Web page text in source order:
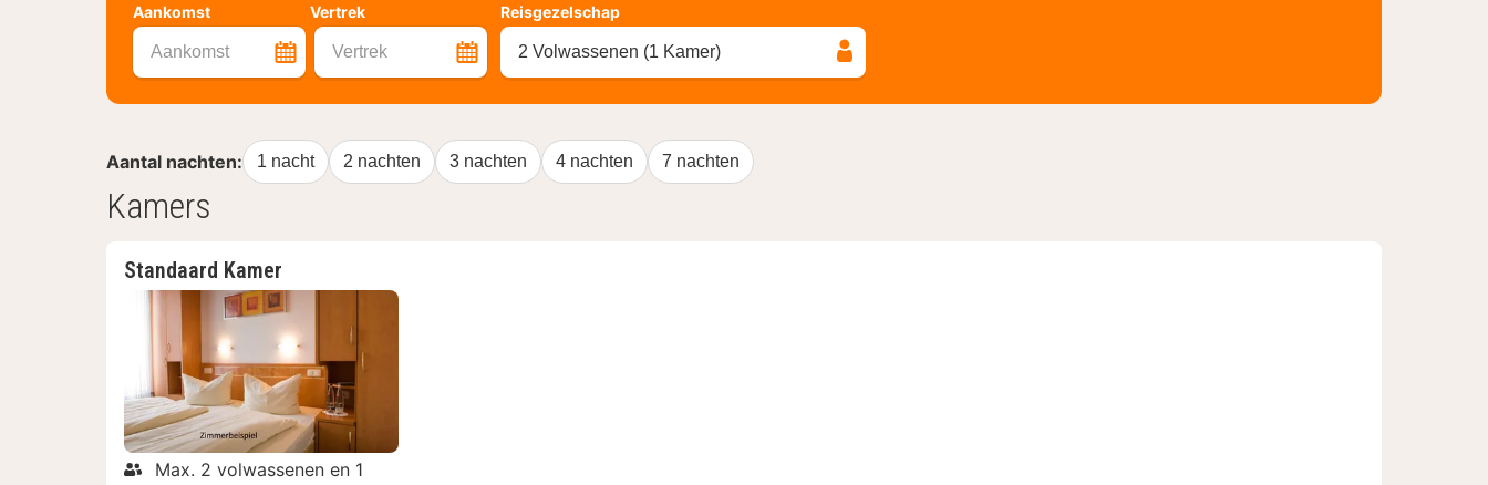
Aankomst Vertrek
Aankomst Vertrek
Reisgezelschap
2 Volwassenen (1 Kamer)
Aantal nachten: 1 nacht 2 nachten 3 nachten 4 nachten 7 nachten
Kamers
Standaard Kamer
Max. 2 volwassenen en 1